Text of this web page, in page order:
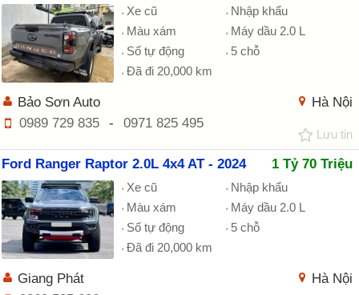
Xe cũ
Nhập khẩu
Màu xám
Máy dầu 2.0 L
Số tự động
5 chỗ
Đã đi 20,000 km
Hà Nội
Bảo Sơn Auto
0989 729 835
- 0971 825 495
Lưu tin
Ford Ranger Raptor 2.0L 4x4 AT - 2024 1 Tỷ 70 Triệu
Xe cũ
Nhập khẩu
Màu xám
Máy dầu 2.0 L
Số tự động
5 chỗ
Đã đi 20,000 km
Hà Nội
Giang Phát